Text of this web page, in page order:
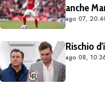
anche
ago 07,
Rischio
ago 08,